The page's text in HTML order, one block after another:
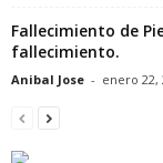
Fallecimiento de
fallecimiento.
Anibal Jose - enero 22,